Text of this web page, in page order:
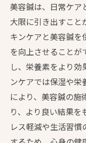
美容鍼は、日常ケア
大限に引き出すこと
キンケアと美容鍼を
を向上させることが
し、栄養素をより
ンケアでは保湿や栄
により、美容鍼の施
り、より良い結果を
レス軽減や生活習